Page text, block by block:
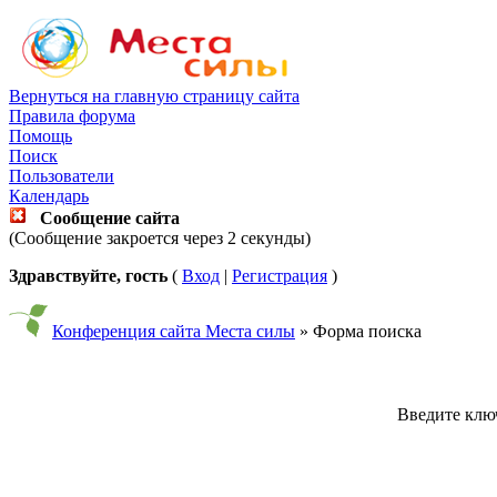
Вернуться на главную страницу сайта
Правила форума
Помощь
Поиск
Пользователи
Календарь
Сообщение сайта
(Сообщение закроется через 2 секунды)
Здравствуйте, гость ( Вход | Регистрация )
Конференция сайта Места силы » Форма поиска
Введите